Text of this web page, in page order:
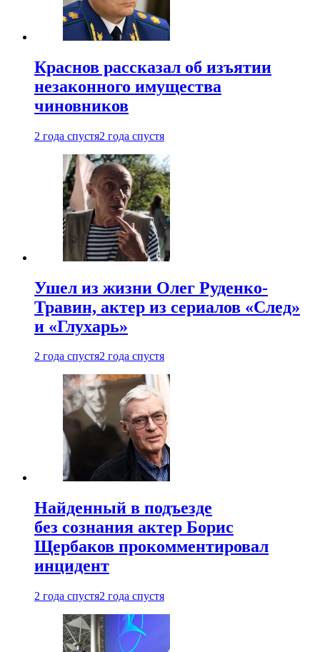
Краснов рассказал об изъятии
незаконного имущества
чиновников
2 года спустя2 года спустя
Ушел из жизни Олег Руденко-
Травин, актер из сериалов «След»
и «Глухарь»
2 года спустя2 года спустя
Найденный в подъезде
без сознания актер Борис
Щербаков прокомментировал
инцидент
2 года спустя2 года спустя